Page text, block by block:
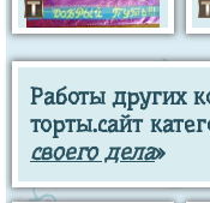
Работы других
торты.сайт
своего дела»